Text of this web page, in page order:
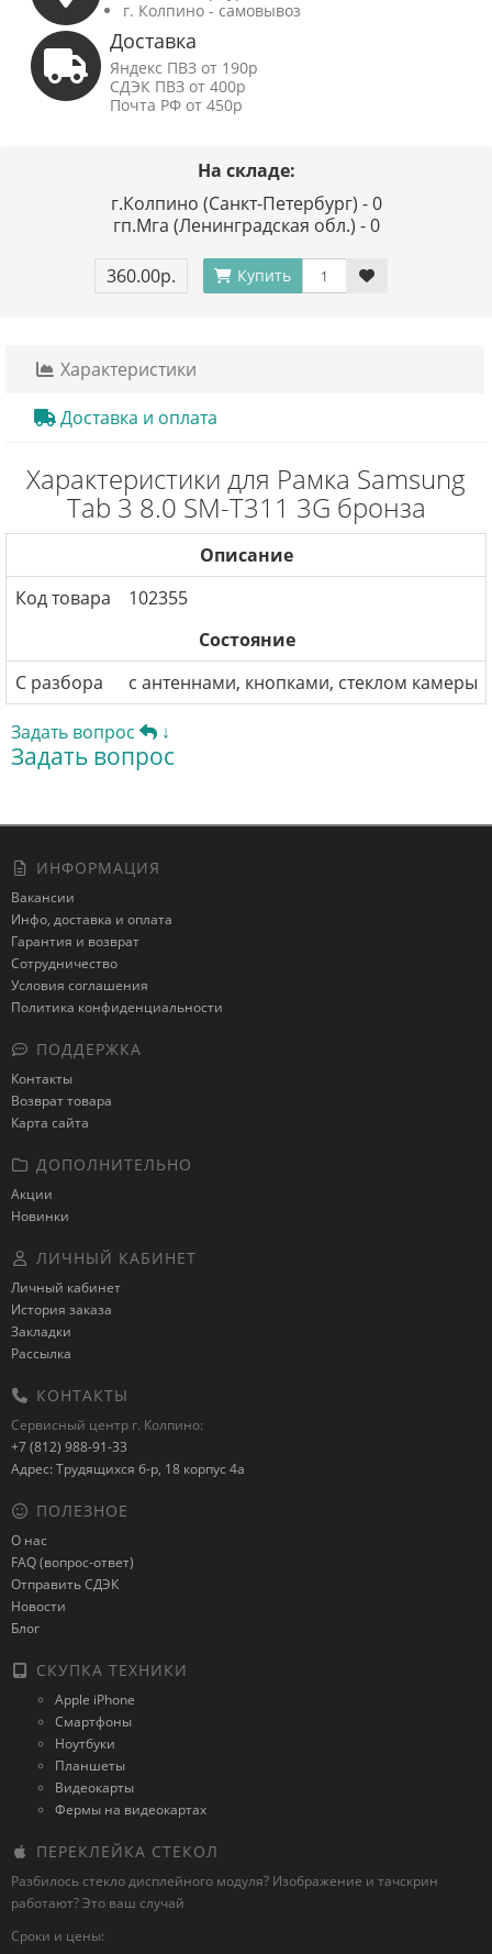
г. Колпино - самовывоз
Доставка
Яндекс ПВЗ от 190р
СДЭК ПВЗ от 400р
Почта РФ от 450р
На складе:
г.Колпино (Санкт-Петербург) - 0
гп.Мга (Ленинградская обл.) - 0
360.00р. Купить
Характеристики
Доставка и оплата
Характеристики для Рамка Samsung
Tab 3 8.0 SM-T311 3G бронза
Описание
Код товара
102355
Состояние
С разбора
с антеннами, кнопками, стеклом камеры
Задать вопрос ↓
Задать вопрос
ИНФОРМАЦИЯ
Вакансии
Инфо, доставка и оплата
Гарантия и возврат
Сотрудничество
Условия соглашения
Политика конфиденциальности
ПОДДЕРЖКА
Контакты
Возврат товара
Карта сайта
ДОПОЛНИТЕЛЬНО
Акции
Новинки
ЛИЧНЫЙ КАБИНЕТ
Личный кабинет
История заказа
Закладки
Рассылка
КОНТАКТЫ
Сервисный центр г. Колпино:
+7 (812) 988-91-33
Адрес: Трудящихся б-р, 18 корпус 4а
ПОЛЕЗНОЕ
О нас
FAQ (вопрос-ответ)
Отправить СДЭК
Новости
Блог
СКУПКА ТЕХНИКИ
Apple iPhone
Смартфоны
Ноутбуки
Планшеты
Видеокарты
Фермы на видеокартах
ПЕРЕКЛЕЙКА СТЕКОЛ
Разбилось стекло дисплейного модуля? Изображение и тачскрин
работают? Это ваш случай
Сроки и цены: